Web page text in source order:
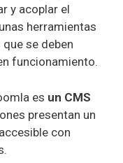
y acoplar el
herramientas
se deben
funcionamiento.
es un CMS
presentan un
con